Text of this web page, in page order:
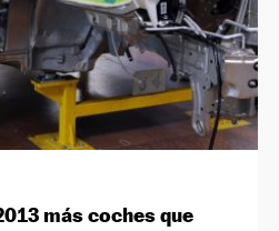
más coches que